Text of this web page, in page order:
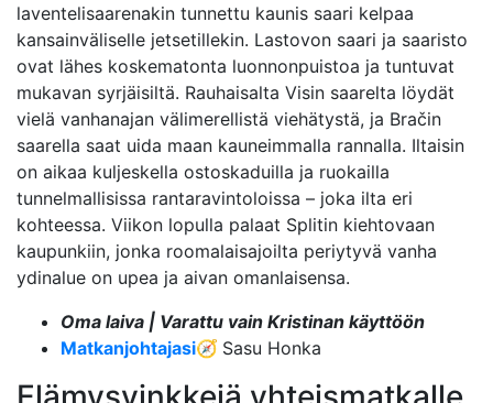
laventelisaarenakin tunnettu kaunis saari kelpaa
kansainväliselle jetsetillekin. Lastovon saari ja saaristo
ovat lähes koskematonta luonnonpuistoa ja tuntuvat
mukavan syrjäisiltä. Rauhaisalta Visin saarelta löydät
vielä vanhanajan välimerellistä viehätystä, ja Bračin
saarella saat uida maan kauneimmalla rannalla. Iltaisin
on aikaa kuljeskella ostoskaduilla ja ruokailla
tunnelmallisissa rantaravintoloissa – joka ilta eri
kohteessa. Viikon lopulla palaat Splitin kiehtovaan
kaupunkiin, jonka roomalaisajoilta periytyvä vanha
ydinalue on upea ja aivan omanlaisensa.
Oma laiva | Varattu vain Kristinan käyttöön
Matkanjohtajasi🧭 Sasu Honka